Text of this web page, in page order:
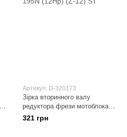
Артикул: D-320173
Зірка вторинного валу
редуктора фрези мотоблока
195N (12Hp) (Z-12) ST
321 грн